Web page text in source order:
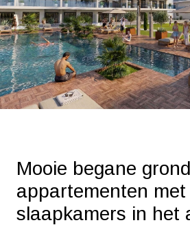
Mooie begane grond
appartementen
slaapkamers in het